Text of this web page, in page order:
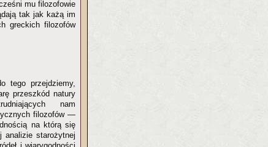
mu filozofowie
tak jak każą im
greckich filozofów
tego przejdziemy,
przeszkód natury
nam
filozofów —
na którą się
analizie starożytnej